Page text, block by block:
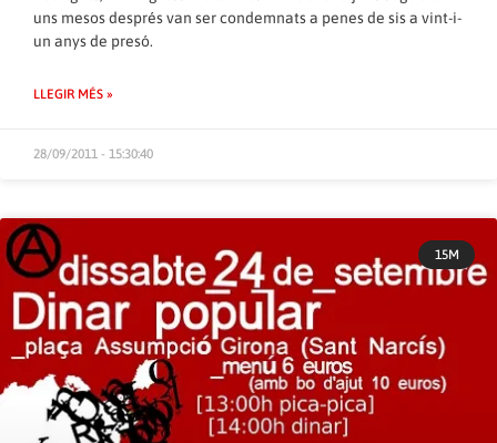
uns mesos després van ser condemnats a penes de sis a vint-i-
un anys de presó.
LLEGIR MÉS »
28/09/2011 - 15:30:40
15M